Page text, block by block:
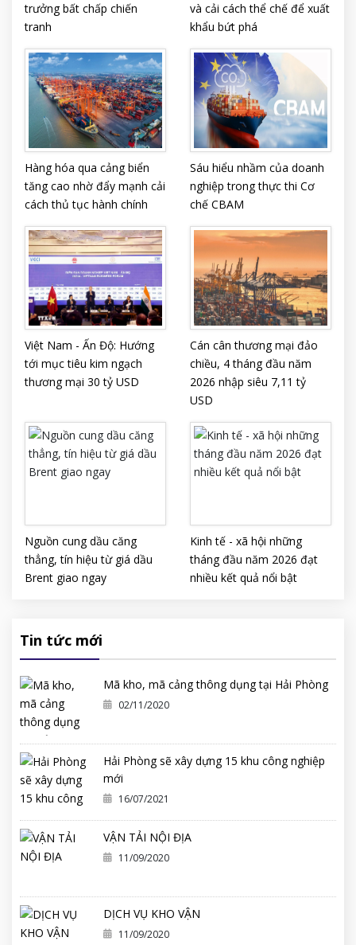
trưởng bất chấp chiến
tranh
và cải cách thể chế để xuất
khẩu bứt phá
Hàng hóa qua cảng biển
tăng cao nhờ đẩy mạnh cải
cách thủ tục hành chính
Sáu hiểu nhầm của doanh
nghiệp trong thực thi Cơ
chế CBAM
Việt Nam - Ấn Độ: Hướng
tới mục tiêu kim ngạch
thương mại 30 tỷ USD
Cán cân thương mại đảo
chiều, 4 tháng đầu năm
2026 nhập siêu 7,11 tỷ
USD
Nguồn cung dầu căng
thẳng, tín hiệu từ giá dầu
Brent giao ngay
Kinh tế - xã hội những
tháng đầu năm 2026 đạt
nhiều kết quả nổi bật
Tin tức mới
Mã kho, mã cảng thông dụng tại Hải Phòng
02/11/2020
Hải Phòng sẽ xây dựng 15 khu công nghiệp
mới
16/07/2021
VẬN TẢI NỘI ĐỊA
11/09/2020
DỊCH VỤ KHO VẬN
11/09/2020